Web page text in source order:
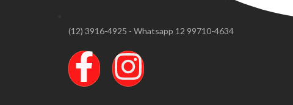
(12) 3916-4925 - Whatsapp 12 99710-4634